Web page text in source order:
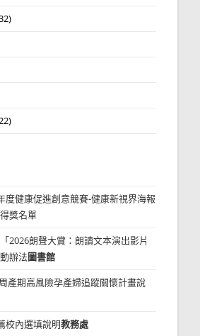
度健康促進創意競賽-健康新視界海報
獎名單
2026朗聲大賞：朗讀文本演出影片
辦法圖書館
產期高風險孕產婦追蹤關懷計畫說
校內選填說明教務處